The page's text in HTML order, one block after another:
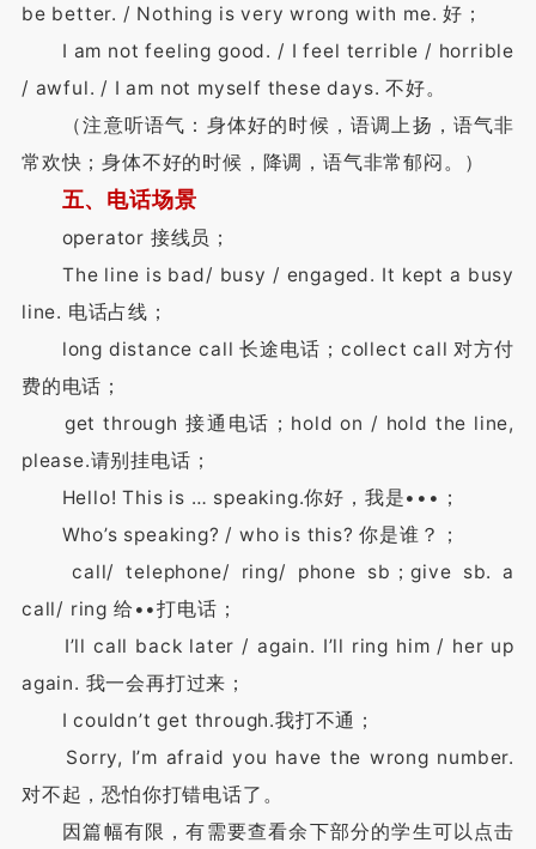
be better. / Nothing is very wrong with me. 好；
I am not feeling good. / I feel terrible / horrible
/ awful. / I am not myself these days. 不好。
（注意听语气：身体好的时候，语调上扬，语气非
常欢快；身体不好的时候，降调，语气非常郁闷。）
五、电话场景
operator 接线员；
The line is bad/ busy / engaged. It kept a busy
line. 电话占线；
long distance call 长途电话；collect call 对方付
费的电话；
get through 接通电话；hold on / hold the line,
please.请别挂电话；
Hello! This is … speaking.你好，我是•••；
Who’s speaking? / who is this? 你是谁？；
call/ telephone/ ring/ phone sb；give sb. a
call/ ring 给••打电话；
I’ll call back later / again. I’ll ring him / her up
again. 我一会再打过来；
I couldn’t get through.我打不通；
Sorry, I’m afraid you have the wrong number.
对不起，恐怕你打错电话了。
因篇幅有限，有需要查看余下部分的学生可以点击